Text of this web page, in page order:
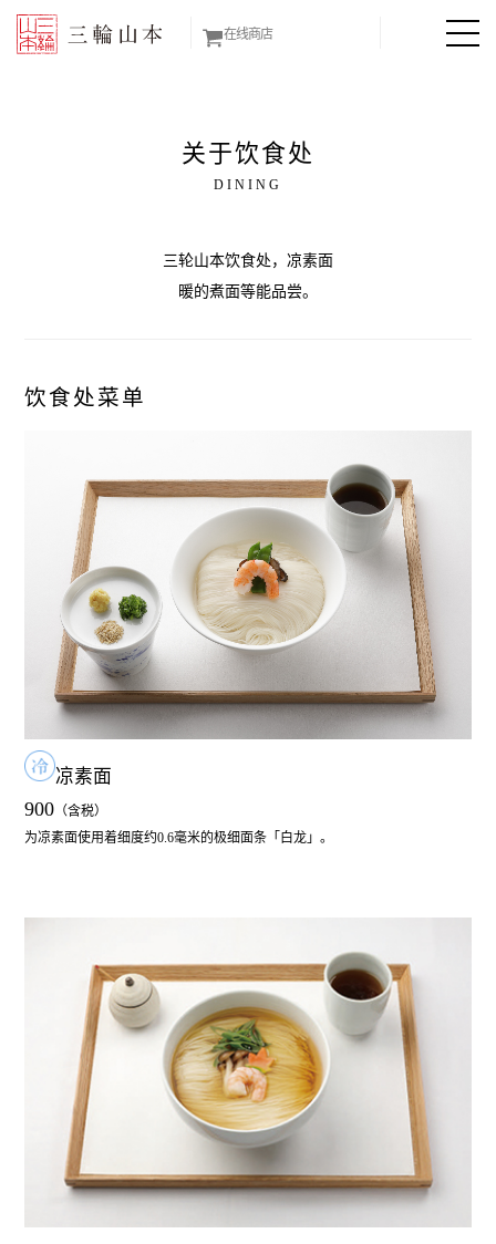
在线商店
关于饮食处
DINING
三轮山本饮食处，凉素面
暖的煮面等能品尝。
饮食处菜单
凉素面
900
为凉素面使用着细度约0.6毫米的极细面条「白龙」。